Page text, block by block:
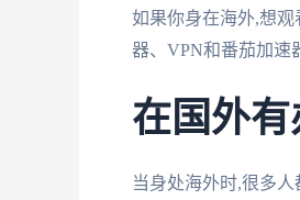
如果你身在海外,想
器、VPN和番茄加速
在国外有
当身处海外时,很多